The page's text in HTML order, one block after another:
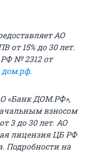
АО
от 15% до 30 лет.
№ 2312 от
дом.рф.
«Банк ДОМ.РФ»,
взносом
3 до 30 лет. АО
лицензия ЦБ РФ
Подробности на